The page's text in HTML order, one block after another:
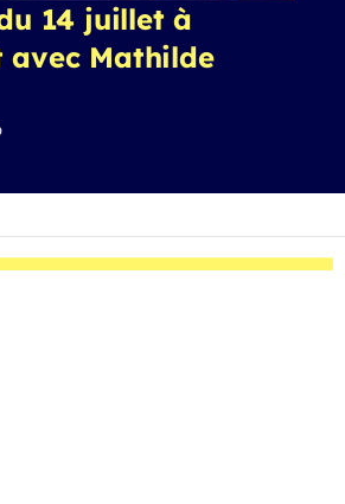
14 juillet à
avec Mathilde